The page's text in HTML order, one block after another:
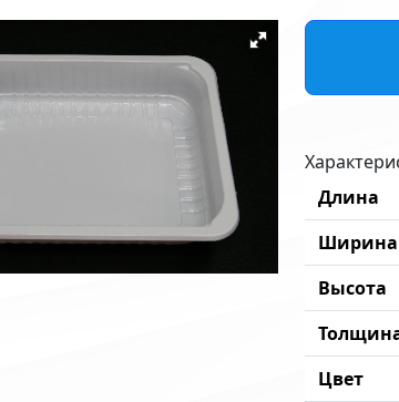
Длина
Ширина
Высота
Цвет